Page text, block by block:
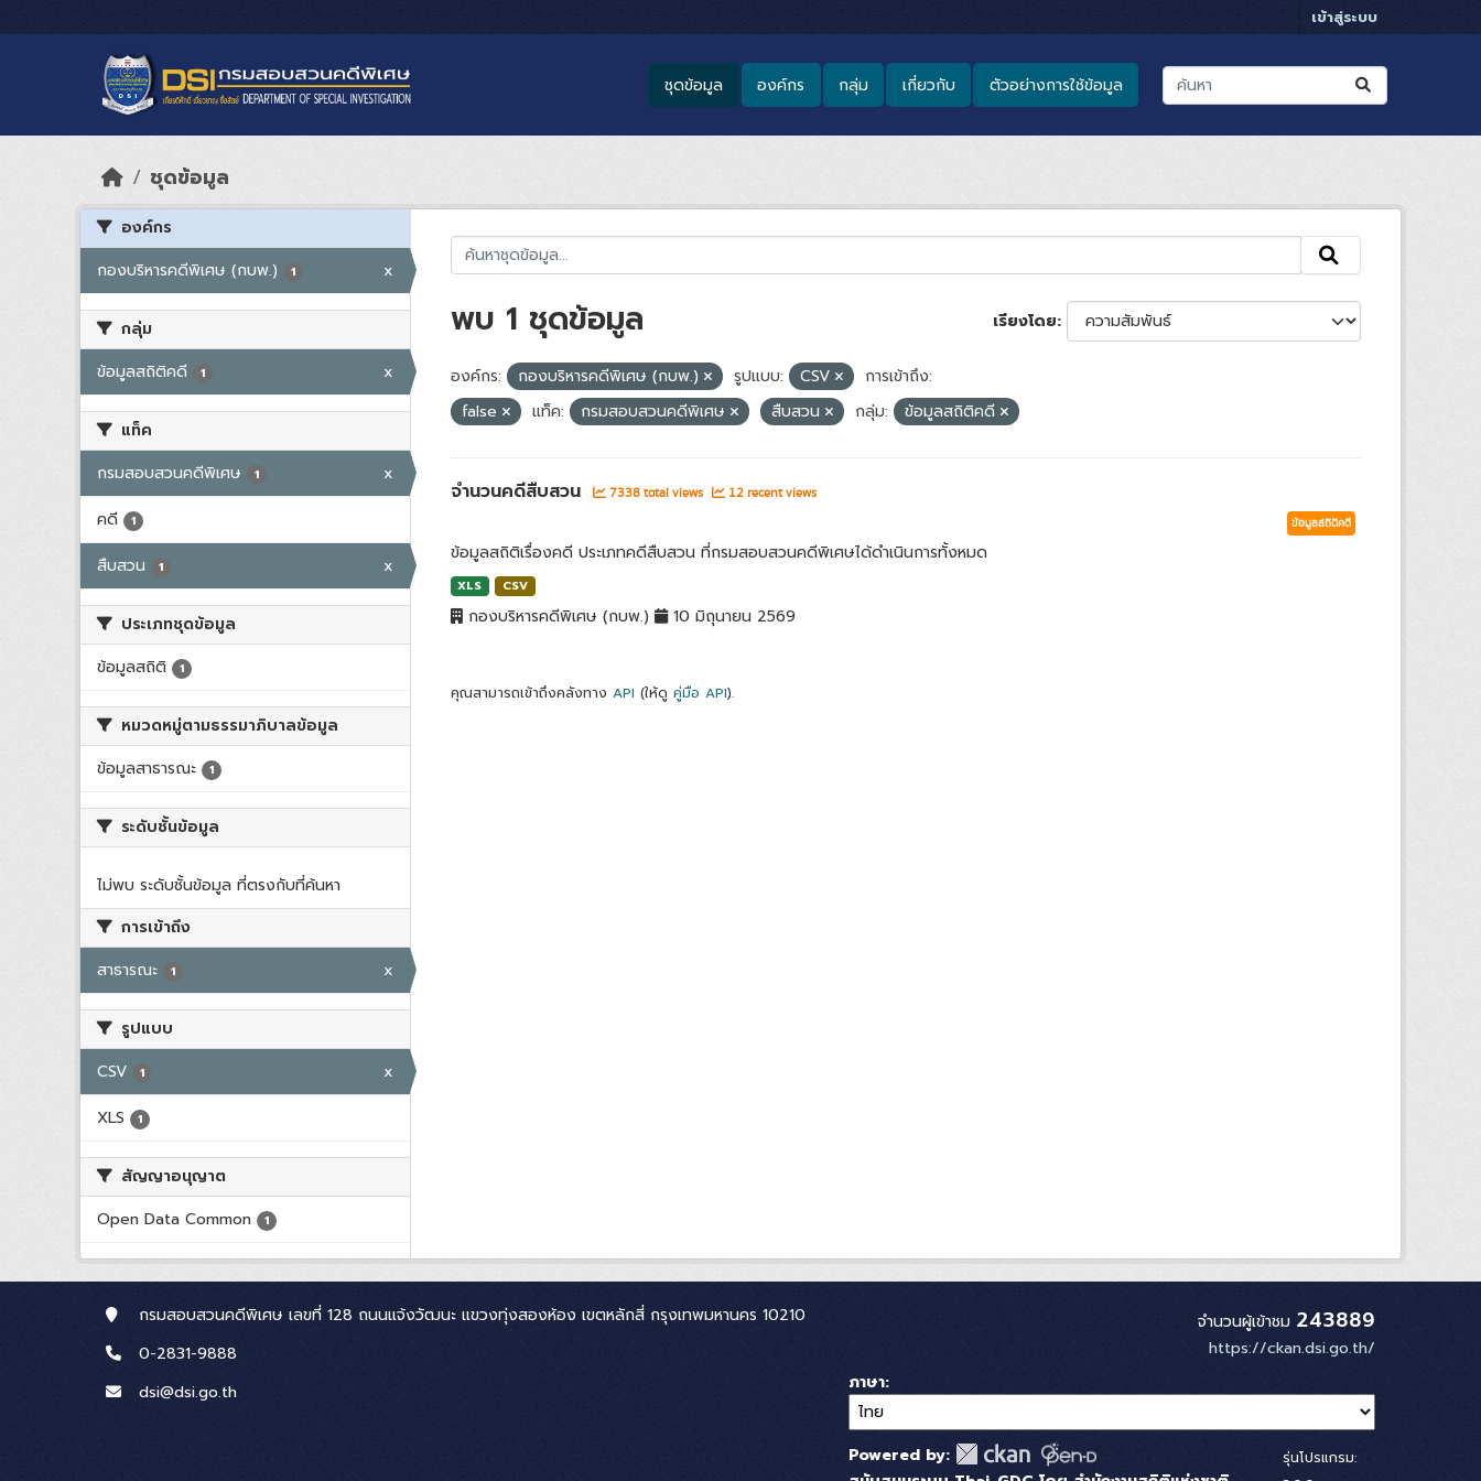
เข้าสู่ระบบ
ชุดข้อมูล องค์กร กลุ่ม เกี่ยวกับ ตัวอย่างการใช้ข้อมูล
ชุดข้อมูล
องค์กร
กองบริหารคดีพิเศษ (กบพ.)
1 x
กลุ่ม
ข้อมูลสถิติคดี
1 x
แท็ค
กรมสอบสวนคดีพิเศษ
1
x
คดี
1
สืบสวน 1 x
ประเภทชุดข้อมูล
ข้อมูลสถิติ
1
หมวดหมู่ตามธรรมาภิบาลข้อมูล
ข้อมูลสาธารณะ
1
ระดับชั้นข้อมูล
ไม่พบ ระดับชั้นข้อมูล ที่ตรงกับที่ค้นหา
การเข้าถึง
สาธารณะ
1 x
รูปแบบ
CSV
1
x
XLS
1
สัญญาอนุญาต
Open Data Common
1
เรียงโดย
พบ 1 ชุดข้อมูล
องค์กร: กองบริหารคดีพิเศษ (กบพ.) รูปแบบ: CSV
การเข้าถึง:
false
แท็ค: กรมสอบสวนคดีพิเศษ สืบสวน กลุ่ม: ข้อมูลสถิติคดี
จำนวนคดีสืบสวน 7338 total views 12 recent views
ข้อมูลสถิติคดี
ข้อมูลสถิติเรื่องคดี ประเภทคดีสืบสวน ที่กรมสอบสวนคดีพิเศษได้ดำเนินการทั้งหมด
XLS CSV
กองบริหารคดีพิเศษ (กบพ.) 10 มิถุนายน 2569
คุณสามารถเข้าถึงคลังทาง API (ให้ดู คู่มือ API).
กรมสอบสวนคดีพิเศษ เลขที่ 128 ถนนแจ้งวัฒนะ แขวงทุ่งสองห้อง เขตหลักสี่ กรุงเทพมหานคร 10210
0-2831-9888
dsi@dsi.go.th
จำนวนผู้เข้าชม 243889
https://ckan.dsi.go.th/
ภาษา
Powered by:
รุ่นโปรแกรม: